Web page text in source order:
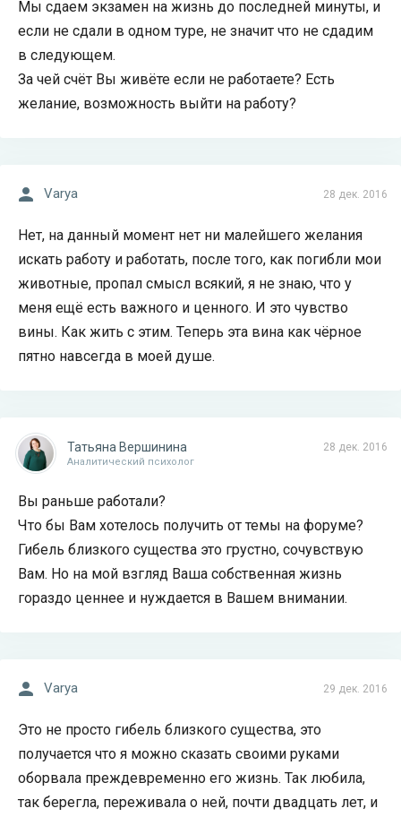
Мы сдаем экзамен на жизнь до последней минуты, и
если не сдали в одном туре, не значит что не сдадим
в следующем.
За чей счёт Вы живёте если не работаете? Есть
желание, возможность выйти на работу?
28 дек. 2016
Varya
Нет, на данный момент нет ни малейшего желания
искать работу и работать, после того, как погибли мои
животные, пропал смысл всякий, я не знаю, что у
меня ещё есть важного и ценного. И это чувство
вины. Как жить с этим. Теперь эта вина как чёрное
пятно навсегда в моей душе.
28 дек. 2016
Татьяна Вершинина
Аналитический психолог
Вы раньше работали?
Что бы Вам хотелось получить от темы на форуме?
Гибель близкого существа это грустно, сочувствую
Вам. Но на мой взгляд Ваша собственная жизнь
гораздо ценнее и нуждается в Вашем внимании.
29 дек. 2016
Varya
Это не просто гибель близкого существа, это
получается что я можно сказать своими руками
оборвала преждевременно его жизнь. Так любила,
так берегла, переживала о ней, почти двадцать лет, и